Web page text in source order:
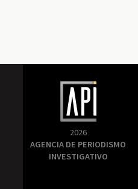
2026
AGENCIA DE PERIODISMO
INVESTIGATIVO